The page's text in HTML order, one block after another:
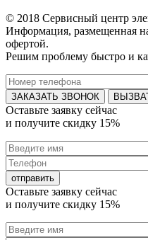
© 2018 Сервисный центр
Информация, размещенная
офертой.
Решим проблему быстро и
Оставьте заявку сейчас
и получите скидку 15%
Оставьте заявку сейчас
и получите скидку 15%